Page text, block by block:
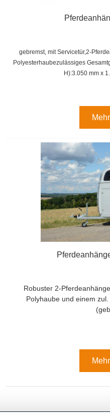
gebremst, mit Servicetür,2-
Polyesterhaubezulässiges
H):3.050 mm x
Robuster 2-
Polyhaube und einem